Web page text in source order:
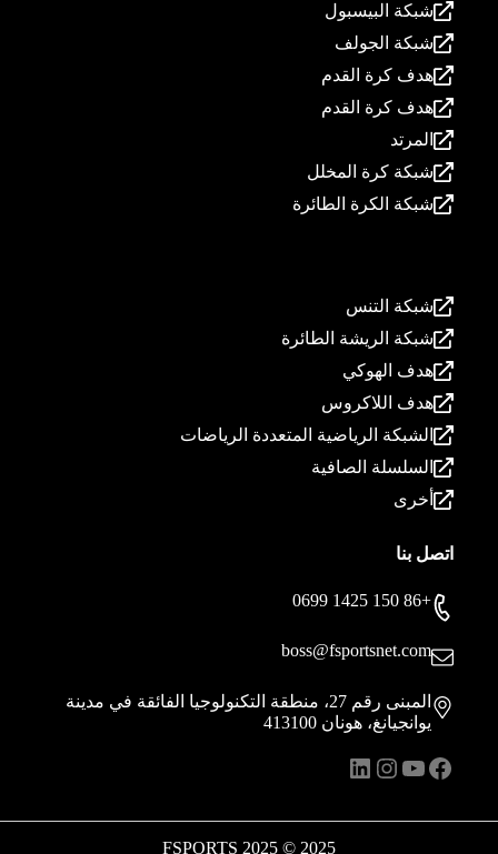
شبكة البيسبول
شبكة الجولف
هدف كرة القدم
هدف كرة القدم
المرتد
شبكة كرة المخلل
شبكة الكرة الطائرة
شبكة التنس
شبكة الريشة الطائرة
هدف الهوكي
هدف اللاكروس
الشبكة الرياضية المتعددة الرياضات
السلسلة الصافية
أخرى
اتصل بنا
+86 150 1425 0699
boss@fsportsnet.com
المبنى رقم 27، منطقة التكنولوجيا الفائقة في مدينة
يوانجيانغ، هونان 413100
فيسبوك
يوتيوب
انستقرام
لينكد إن
2025 © 2025 FSPORTS